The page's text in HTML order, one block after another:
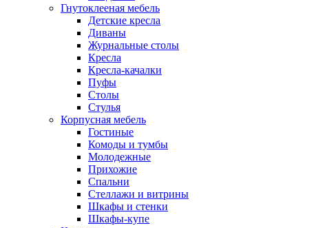
Гнутоклееная мебель
Детские кресла
Диваны
Журнальные столы
Кресла
Кресла-качалки
Пуфы
Столы
Стулья
Корпусная мебель
Гостиные
Комоды и тумбы
Молодежные
Прихожие
Спальни
Стеллажи и витрины
Шкафы и стенки
Шкафы-купе